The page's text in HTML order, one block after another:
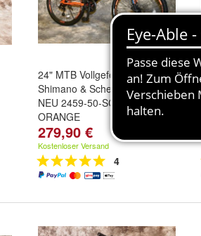
24" MTB Vollgefedert 21-GG
Shimano & Scheibenbremsen
NEU 2459-50-SCHWARZ-
ORANGE
279,90 €
Kostenloser Versand
4